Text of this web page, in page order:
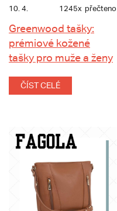
10. 4. 1245x přečteno
Greenwood tašky:
prémiové kožené
tašky pro muže a ženy
ČÍST CELÉ